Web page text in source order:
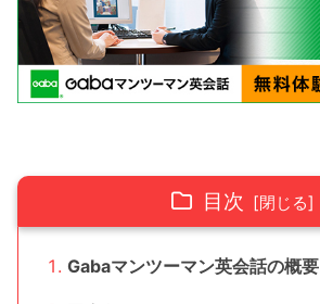
目次
Gabaマンツーマン英会話の概要